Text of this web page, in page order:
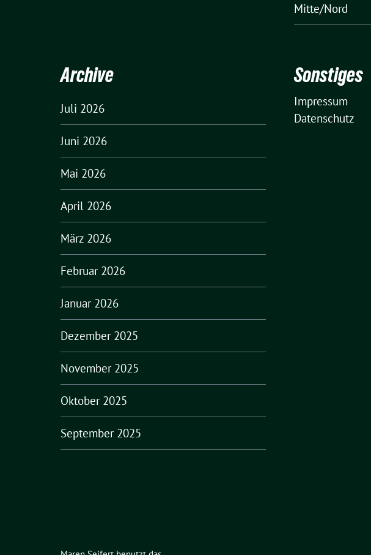
Mitte/Nord
Archive
Juli 2026
Juni 2026
Mai 2026
April 2026
März 2026
Februar 2026
Januar 2026
Dezember 2025
November 2025
Oktober 2025
September 2025
Sonstiges
Impressum
Datenschutz